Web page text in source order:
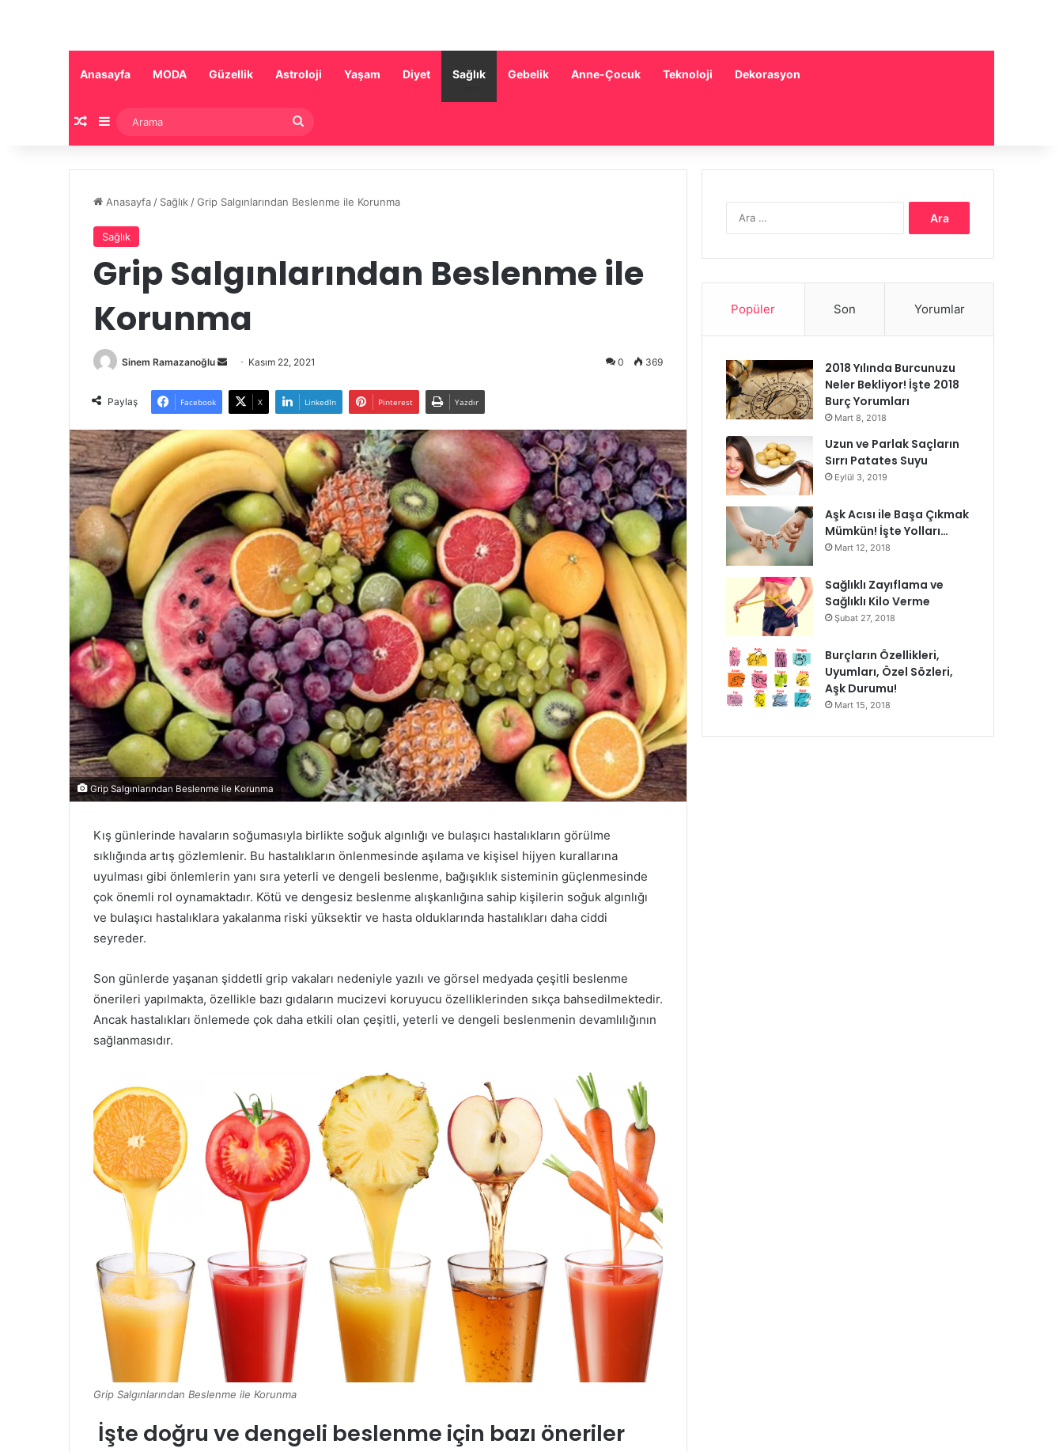
Anasayfa MODA Güzellik Astroloji Yaşam Diyet Sağlık Gebelik Anne-Çocuk Teknoloji Dekorasyon
Rastgele Makale
Kenar Bölmesi
Anasayfa / Sağlık /Grip Salgınlarından Beslenme ile Korunma
Sağlık
Grip Salgınlarından Beslenme ile
Korunma
Sinem Ramazanoğlu
Bir
posta
Kasım 22, 2021 0 369
Paylaş Facebook X LinkedIn Pinterest Yazdır
Grip Salgınlarından Beslenme ile Korunma
Kış günlerinde havaların soğumasıyla birlikte soğuk algınlığı ve bulaşıcı hastalıkların görülme
sıklığında artış gözlemlenir. Bu hastalıkların önlenmesinde aşılama ve kişisel hijyen kurallarına
uyulması gibi önlemlerin yanı sıra yeterli ve dengeli beslenme, bağışıklık sisteminin güçlenmesinde
çok önemli rol oynamaktadır. Kötü ve dengesiz beslenme alışkanlığına sahip kişilerin soğuk algınlığı
ve bulaşıcı hastalıklara yakalanma riski yüksektir ve hasta olduklarında hastalıkları daha ciddi
seyreder.
Son günlerde yaşanan şiddetli grip vakaları nedeniyle yazılı ve görsel medyada çeşitli beslenme
önerileri yapılmakta, özellikle bazı gıdaların mucizevi koruyucu özelliklerinden sıkça bahsedilmektedir.
Ancak hastalıkları önlemede çok daha etkili olan çeşitli, yeterli ve dengeli beslenmenin devamlılığının
sağlanmasıdır.
Grip Salgınlarından Beslenme ile Korunma
İşte doğru ve dengeli beslenme için bazı öneriler
Popüler Son Yorumlar
2018 Yılında Burcunuzu
Neler Bekliyor! İşte 2018
Burç Yorumları
Mart 8, 2018
Uzun ve Parlak Saçların
Sırrı Patates Suyu
Eylül 3, 2019
Aşk Acısı ile Başa Çıkmak
Mümkün! İşte Yolları…
Mart 12, 2018
Sağlıklı Zayıflama ve
Sağlıklı Kilo Verme
Şubat 27, 2018
Burçların Özellikleri,
Uyumları, Özel Sözleri,
Aşk Durumu!
Mart 15, 2018